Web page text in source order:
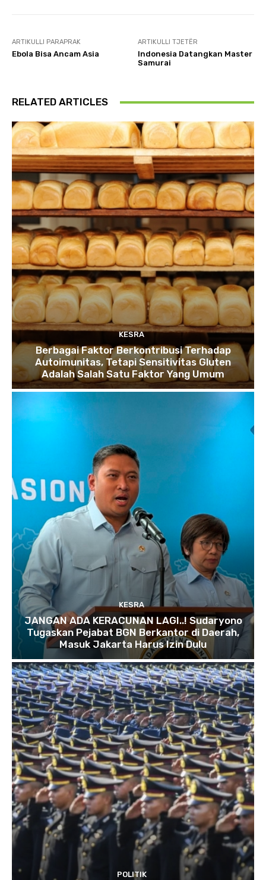
ARTIKULLI PARAPRAK
Ebola Bisa Ancam Asia
ARTIKULLI TJETËR
Indonesia Datangkan Master
Samurai
RELATED ARTICLES
KESRA
Berbagai Faktor Berkontribusi Terhadap
Autoimunitas, Tetapi Sensitivitas Gluten
Adalah Salah Satu Faktor Yang Umum
KESRA
JANGAN ADA KERACUNAN LAGI..! Sudaryono
Tugaskan Pejabat BGN Berkantor di Daerah,
Masuk Jakarta Harus Izin Dulu
POLITIK